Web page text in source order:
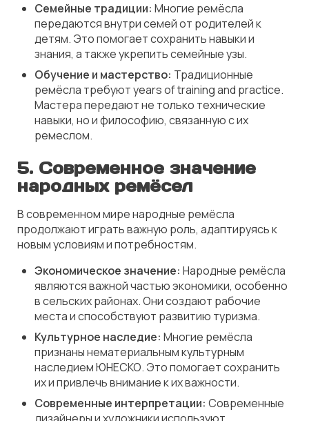
Семейные традиции: Многие ремёсла
передаются внутри семей от родителей к
детям. Это помогает сохранить навыки и
знания, а также укрепить семейные узы.
Обучение и мастерство: Традиционные
ремёсла требуют years of training and practice.
Мастера передают не только технические
навыки, но и философию, связанную с их
ремеслом.
5. Современное значение
народных ремёсел
В современном мире народные ремёсла
продолжают играть важную роль, адаптируясь к
новым условиям и потребностям.
Экономическое значение: Народные ремёсла
являются важной частью экономики, особенно
в сельских районах. Они создают рабочие
места и способствуют развитию туризма.
Культурное наследие: Многие ремёсла
признаны нематериальным культурным
наследием ЮНЕСКО. Это помогает сохранить
их и привлечь внимание к их важности.
Современные интерпретации: Современные